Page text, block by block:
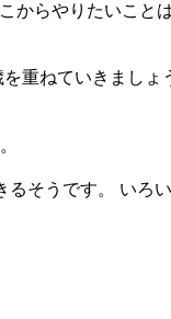
からやりたいこと
重ねていきましょ
そうです。 いろ